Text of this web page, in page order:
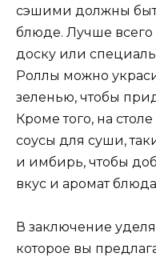
сэшими должны
блюде. Лучше всего
доску или
Роллы можно
зеленью, чтобы
Кроме того, на
соусы для суши,
и имбирь, чтобы
вкус и аромат
В заключение
которое вы